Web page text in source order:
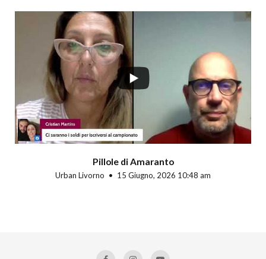
Pillole di Amaranto
Urban Livorno 15 Giugno, 2026 10:48 am